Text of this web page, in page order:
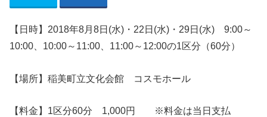
【日時】2018年8月8日(水)・22日(水)・29日(水) 9:00～
10:00、10:00～11:00、11:00～12:00の1区分（60分）
【場所】稲美町立文化会館 コスモホール
【料金】 1区分60分 1,000円 ※料金は当日支払